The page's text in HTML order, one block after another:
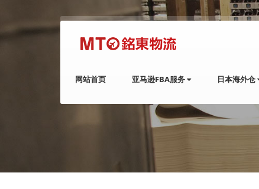
网站首页 亚马逊FBA服务 日本海外仓